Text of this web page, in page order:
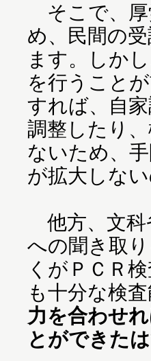
そこで、厚
め、民間の
ます。しか
を行うこと
すれば、自
調整したり
ないため、
が拡大しな
他方、文科
への聞き取
くがＰＣＲ
も十分な検
力を合わせ
とができた